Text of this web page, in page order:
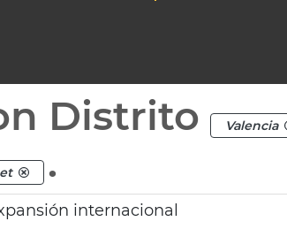
Distrito Valencia
.
internacional